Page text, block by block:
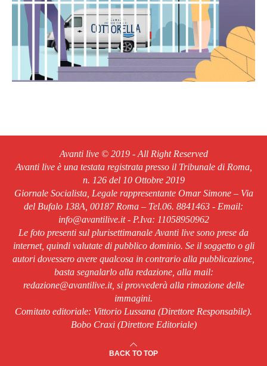
Avanti live © 2019 - All Right Reserved
Avanti live è una testata registrata presso il Tribunale di Roma,
n. 126 del 10 Ottobre 2019
Giornale Socialista, Legale rappresentante Omar Simone – Via
del Bufalo 138A, 00187 Roma – Tel.06. 8841463 - Email:
info@avantilive.it - P.Iva: 11058950962
Le foto presenti sul plurisettimanale Avanti live sono prese da
internet, quindi valutate di pubblico dominio. Se il soggetto o gli
autori dovessero avere qualcosa in contrario alla pubblicazione,
basta segnalarlo alla redazione, alla mail:
redazione@avantilive.it, si provvederà alla rimozione delle
immagini.
Comitato editoriale: Vittorio Lussana (Direttore Responsabile).
Bobo Craxi (Direttore Editoriale)
BACK TO TOP